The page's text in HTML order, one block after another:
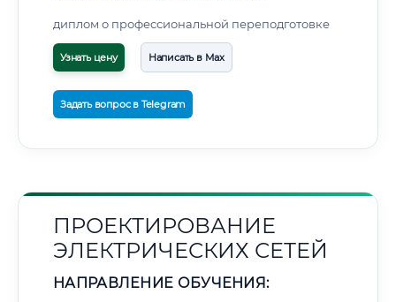
диплом о профессиональной переподготовке
Узнать цену Написать в Max
Задать вопрос в Telegram
ПРОЕКТИРОВАНИЕ
ЭЛЕКТРИЧЕСКИХ СЕТЕЙ
НАПРАВЛЕНИЕ ОБУЧЕНИЯ: